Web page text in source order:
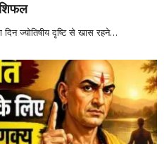
ज्योतिषीय दृष्टि से खास रहने…